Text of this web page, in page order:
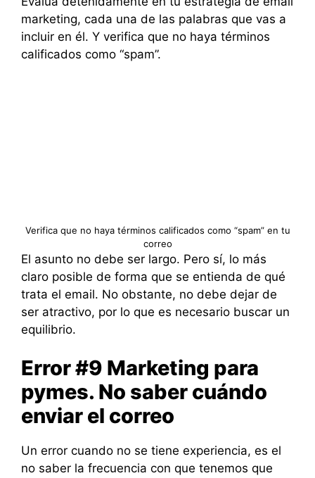
marketing, cada una de las palabras que vas a
incluir en él. Y verifica que no haya términos
calificados como “spam”.
Verifica que no haya términos calificados como “spam” en tu
correo
El asunto no debe ser largo. Pero sí, lo más
claro posible de forma que se entienda de qué
trata el email. No obstante, no debe dejar de
ser atractivo, por lo que es necesario buscar un
equilibrio.
Error #9 Marketing para
pymes. No saber cuándo
enviar el correo
Un error cuando no se tiene experiencia, es el
no saber la frecuencia con que tenemos que